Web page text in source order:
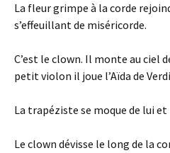
La fleur grimpe à la corde
s’effeuillant de miséricorde.
C’est le clown. Il monte au ciel
petit violon il joue l’Aïda de
La trapéziste se moque de lui et
Le clown dévisse le long de la